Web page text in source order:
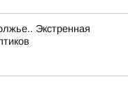
Экстренная